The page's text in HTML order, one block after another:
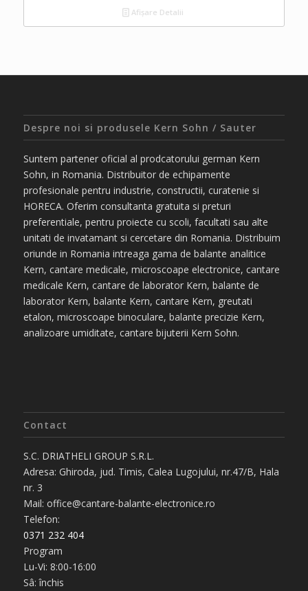
Afișare Detalii
Despre noi si produsele Kern Sohn / Sauter
Suntem partener oficial al prodcatorului german Kern
Sohn, in Romania. Distribuitor de echipamente
profesionale pentru industrie, constructii, curatenie si
HORECA. Oferim consultanta gratuita si preturi
preferentiale, pentru proiecte cu scoli, facultati sau alte
unitati de invatamant si cercetare din Romania. Distribuim
oriunde in Romania intreaga gama de balante analitice
Kern, cantare medicale, microscoape electronice, cantare
medicale Kern, cantare de laborator Kern, balante de
laborator Kern, balante Kern, cantare Kern, greutati
etalon, microscoape binoculare, balante precizie Kern,
analizoare umiditate, cantare bijuterii Kern Sohn.
Contact
S.C. DRIATHELI GROUP S.R.L.
Adresa: Ghiroda, jud. Timis, Calea Lugojului, nr.47/B, Hala
nr. 3
Mail: office@cantare-balante-electronice.ro
Telefon:
0371 232 404
Program
Lu-Vi: 8:00-16:00
Sâ: închis